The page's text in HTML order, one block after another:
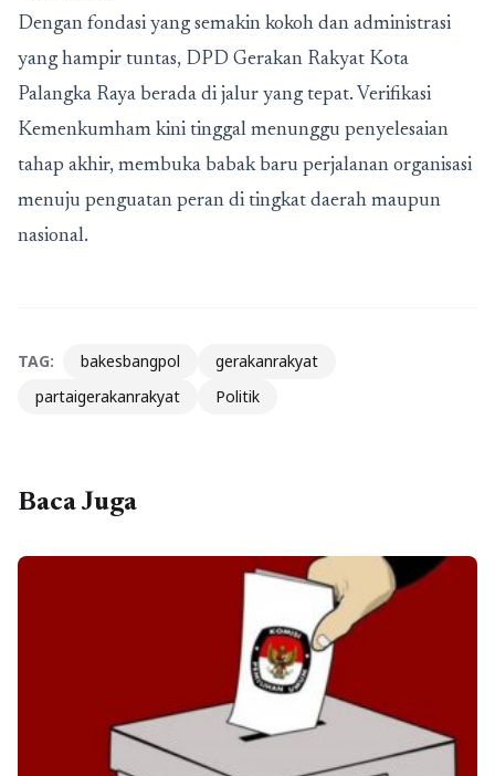
Dengan fondasi yang semakin kokoh dan administrasi
yang hampir tuntas, DPD Gerakan Rakyat Kota
Palangka Raya berada di jalur yang tepat. Verifikasi
Kemenkumham kini tinggal menunggu penyelesaian
tahap akhir, membuka babak baru perjalanan organisasi
menuju penguatan peran di tingkat daerah maupun
nasional.
TAG: bakesbangpol
gerakanrakyat
partaigerakanrakyat
Politik
Baca Juga